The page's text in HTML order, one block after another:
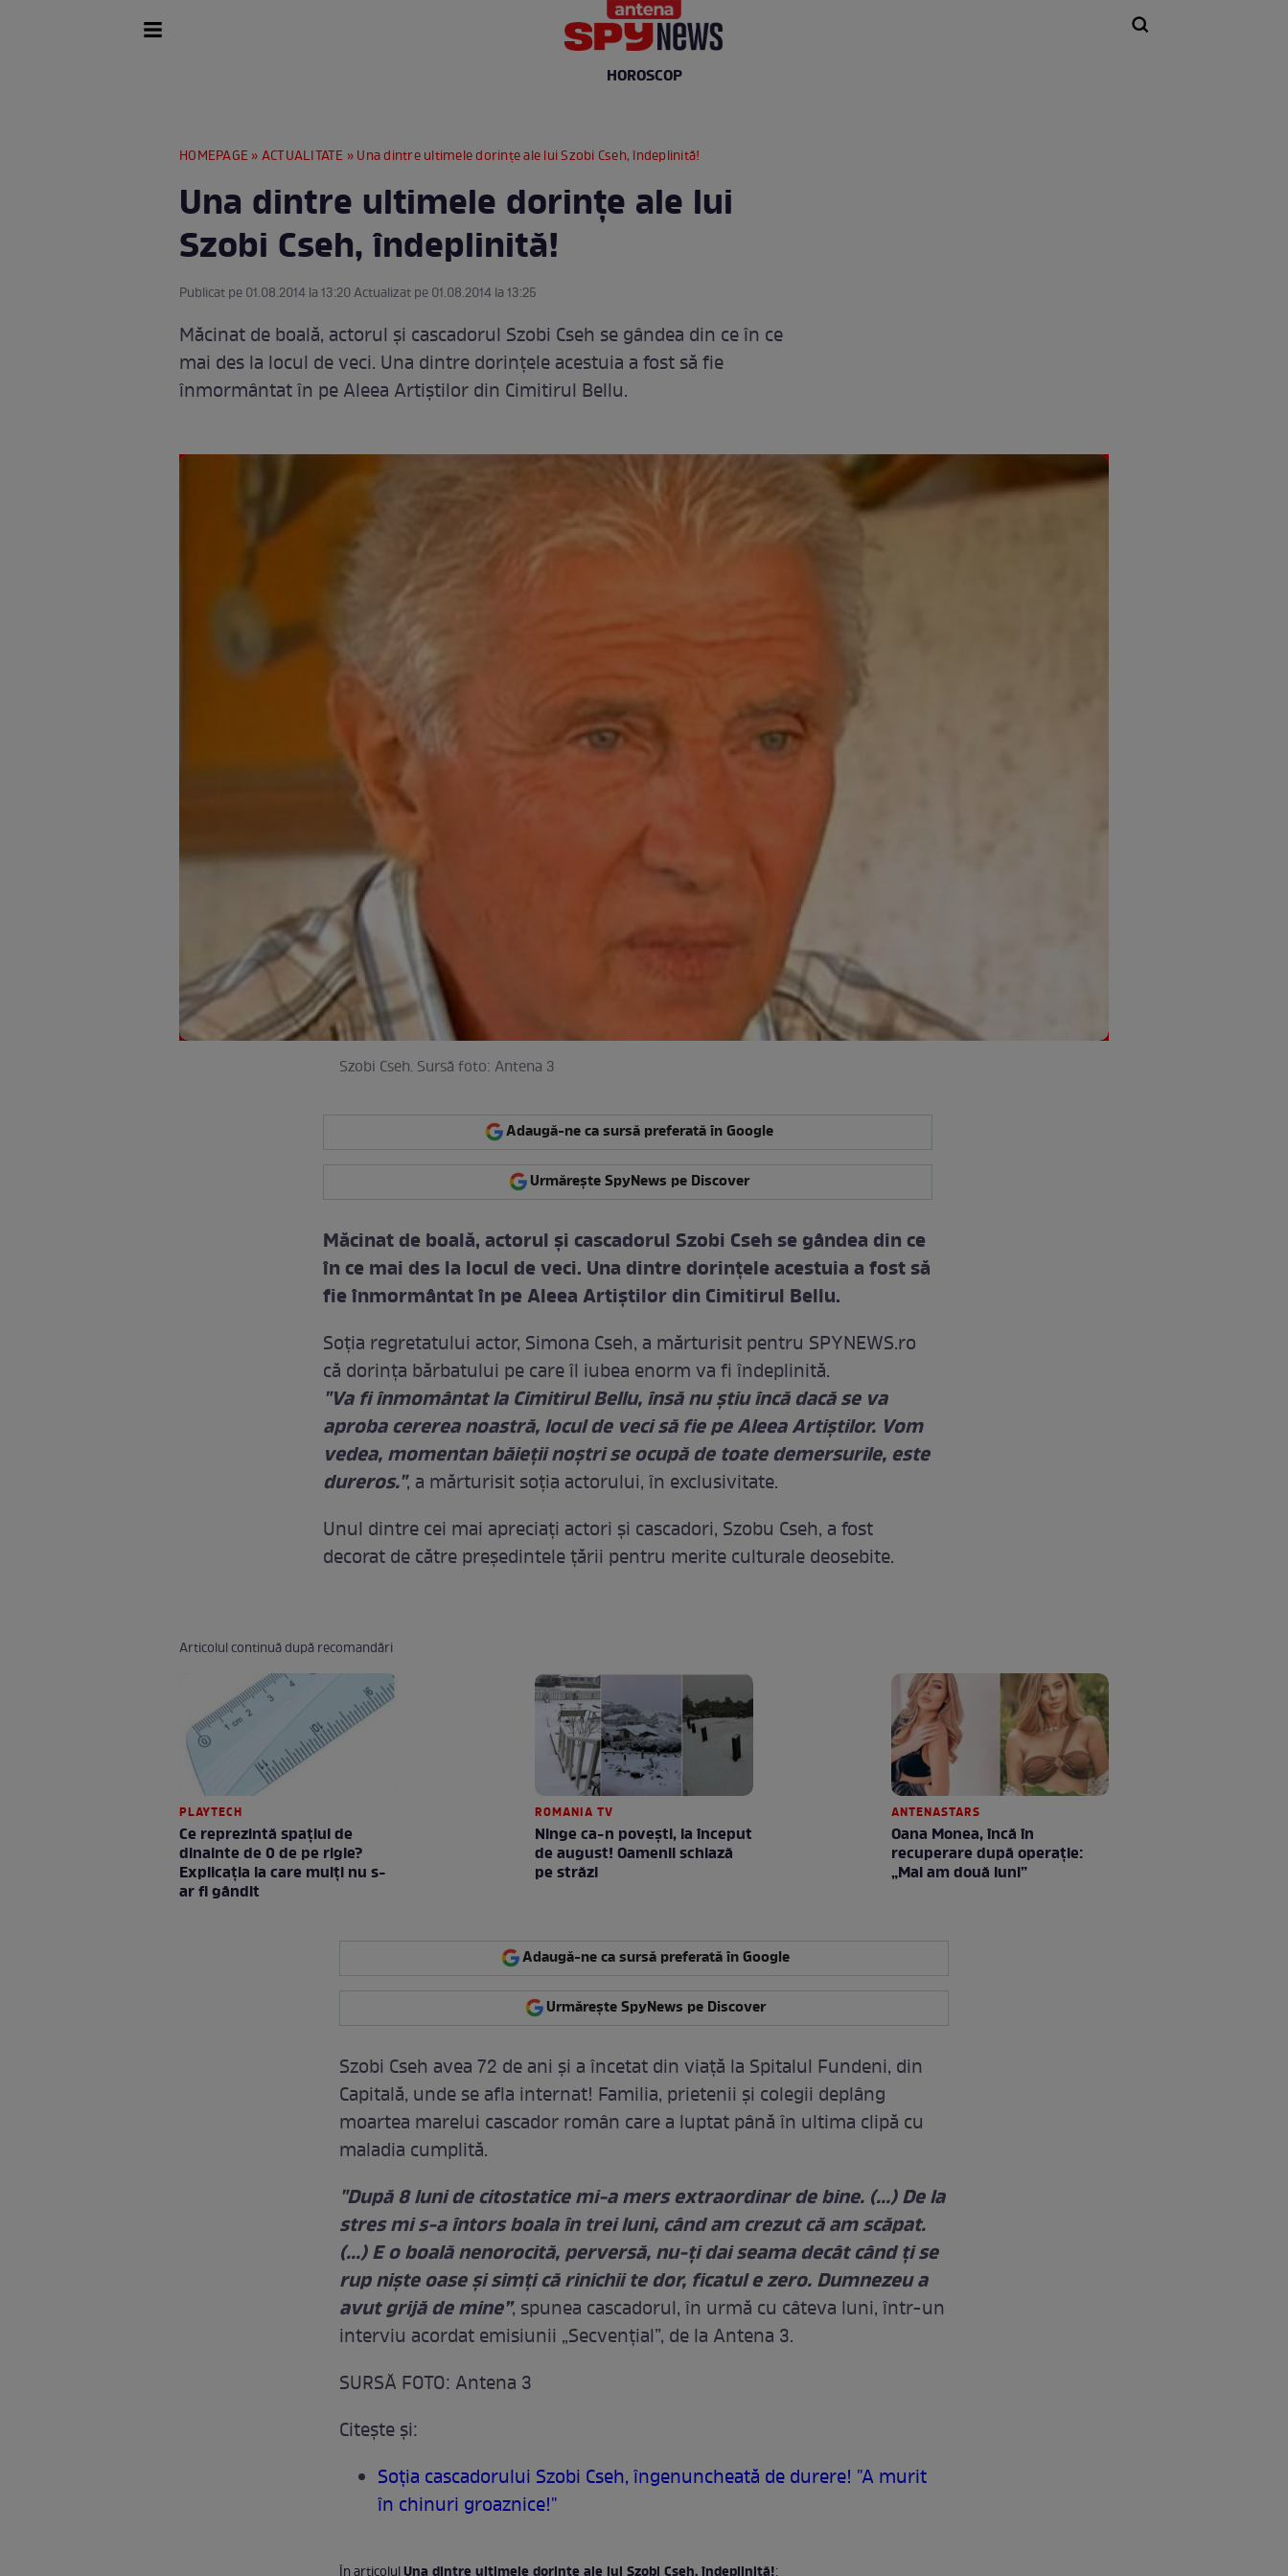
HOROSCOP
HOMEPAGE »ACTUALITATE » Una dintre ultimele dorinţe ale lui Szobi Cseh, îndeplinită!
Una dintre ultimele dorinţe ale lui
Szobi Cseh, îndeplinită!
Publicat pe 01.08.2014 la 13:20 Actualizat pe 01.08.2014 la 13:25
Măcinat de boală, actorul şi cascadorul Szobi Cseh se gândea din ce în ce
mai des la locul de veci. Una dintre dorinţele acestuia a fost să fie
înmormântat în pe Aleea Artiştilor din Cimitirul Bellu.
Szobi Cseh. Sursă foto: Antena 3
Adaugă-ne ca sursă preferată în Google
Urmărește SpyNews pe Discover
Măcinat de boală, actorul şi cascadorul Szobi Cseh se gândea din ce
în ce mai des la locul de veci. Una dintre dorinţele acestuia a fost să
fie înmormântat în pe Aleea Artiştilor din Cimitirul Bellu.
Soţia regretatului actor, Simona Cseh, a mărturisit pentru SPYNEWS.ro
că dorinţa bărbatului pe care îl iubea enorm va fi îndeplinită.
"Va fi înmomântat la Cimitirul Bellu, însă nu ştiu încă dacă se va
aproba cererea noastră, locul de veci să fie pe Aleea Artiştilor. Vom
vedea, momentan băieţii noştri se ocupă de toate demersurile, este
dureros.", a mărturisit soţia actorului, în exclusivitate.
Unul dintre cei mai apreciaţi actori şi cascadori, Szobu Cseh, a fost
decorat de către preşedintele ţării pentru merite culturale deosebite.
Articolul continuă după recomandări
PLAYTECH
Ce reprezintă spaţiul de
dinainte de 0 de pe rigle?
Explicaţia la care mulţi nu s-
ar fi gândit
ROMANIA TV
Ninge ca-n povești, la început
de august! Oamenii schiază
pe străzi
ANTENASTARS
Oana Monea, încă în
recuperare după operație:
„Mai am două luni”
Adaugă-ne ca sursă preferată în Google
Urmărește SpyNews pe Discover
Szobi Cseh avea 72 de ani şi a încetat din viaţă la Spitalul Fundeni, din
Capitală, unde se afla internat! Familia, prietenii şi colegii deplâng
moartea marelui cascador român care a luptat până în ultima clipă cu
maladia cumplită.
"După 8 luni de citostatice mi-a mers extraordinar de bine. (...) De la
stres mi s-a întors boala în trei luni, când am crezut că am scăpat.
(...) E o boală nenorocită, perversă, nu-ţi dai seama decât când ţi se
rup nişte oase şi simţi că rinichii te dor, ficatul e zero. Dumnezeu a
avut grijă de mine”, spunea cascadorul, în urmă cu câteva luni, într-un
interviu acordat emisiunii „Secvenţial”, de la Antena 3.
SURSĂ FOTO: Antena 3
Citeşte şi:
Soţia cascadorului Szobi Cseh, îngenuncheată de durere! "A murit
în chinuri groaznice!"